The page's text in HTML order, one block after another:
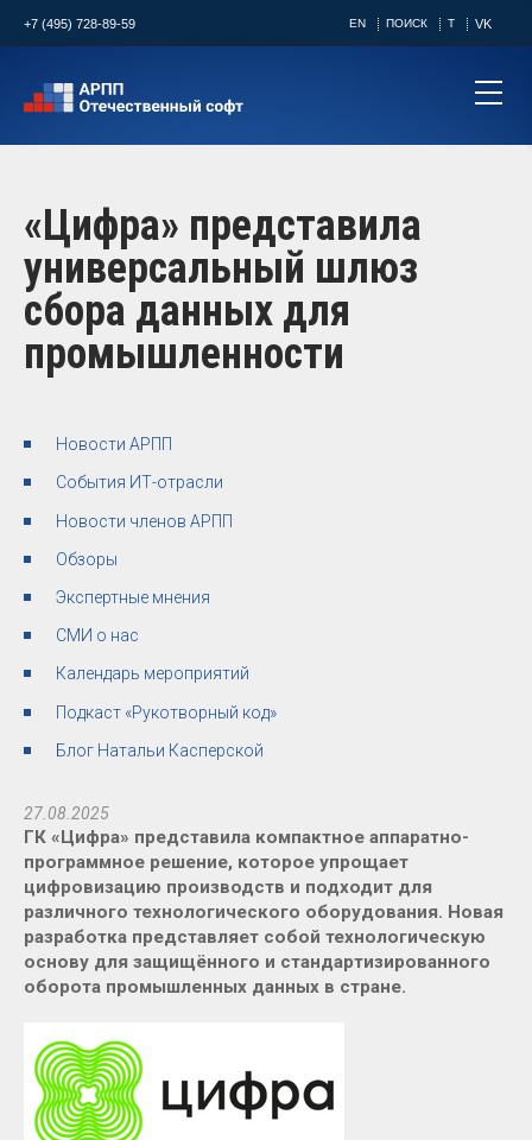
+7 (495) 728-89-59 EN ПОИСК T VK
«Цифра» представила
универсальный шлюз
сбора данных для
промышленности
Новости АРПП
События ИТ-отрасли
Новости членов АРПП
Обзоры
Экспертные мнения
СМИ о нас
Календарь мероприятий
Подкаст «Рукотворный код»
Блог Натальи Касперской
27.08.2025
ГК «Цифра» представила компактное аппаратно-
программное решение, которое упрощает
цифровизацию производств и подходит для
различного технологического оборудования. Новая
разработка представляет собой технологическую
основу для защищённого и стандартизированного
оборота промышленных данных в стране.